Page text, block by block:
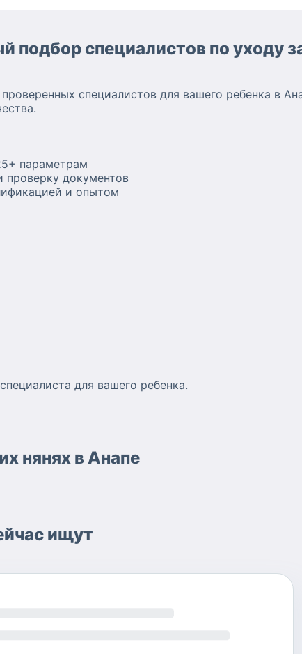
подбор специалистов по уходу
специалистов для вашего ребенка в
параметрам
проверку документов
и опытом
для вашего ребенка.
нянях в Анапе
ищут